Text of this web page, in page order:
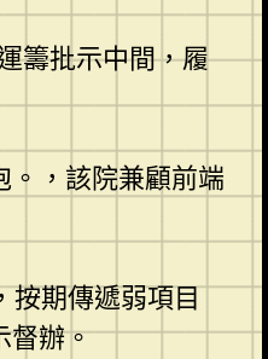
籌批示中間，履
，該院兼顧前端
按期傳遞弱項目
督辦。